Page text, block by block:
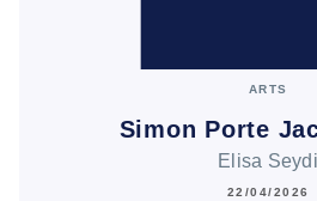
ARTS
Simon Porte
Elisa Seydi
22/04/2026